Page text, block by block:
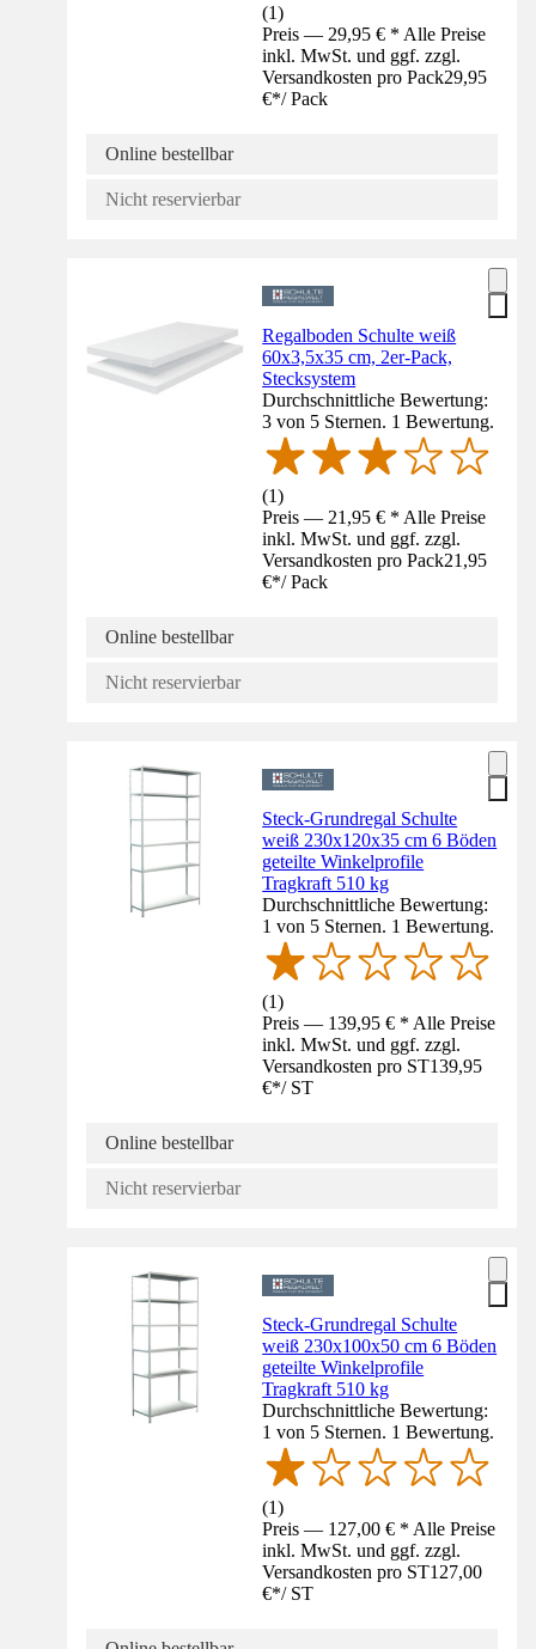
(1)
Preis — 29,95 € * Alle Preise
inkl. MwSt. und ggf. zzgl.
Versandkosten pro Pack29,95
€*/ Pack
Online bestellbar
Nicht reservierbar
Regalboden Schulte weiß
60x3,5x35 cm, 2er-Pack,
Stecksystem
Durchschnittliche Bewertung:
3 von 5 Sternen. 1 Bewertung.
(1)
Preis — 21,95 € * Alle Preise
inkl. MwSt. und ggf. zzgl.
Versandkosten pro Pack21,95
€*/ Pack
Online bestellbar
Nicht reservierbar
Steck-Grundregal Schulte
weiß 230x120x35 cm 6 Böden
geteilte Winkelprofile
Tragkraft 510 kg
Durchschnittliche Bewertung:
1 von 5 Sternen. 1 Bewertung.
(1)
Preis — 139,95 € * Alle Preise
inkl. MwSt. und ggf. zzgl.
Versandkosten pro ST139,95
€*/ ST
Online bestellbar
Nicht reservierbar
Steck-Grundregal Schulte
weiß 230x100x50 cm 6 Böden
geteilte Winkelprofile
Tragkraft 510 kg
Durchschnittliche Bewertung:
1 von 5 Sternen. 1 Bewertung.
(1)
Preis — 127,00 € * Alle Preise
inkl. MwSt. und ggf. zzgl.
Versandkosten pro ST127,00
€*/ ST